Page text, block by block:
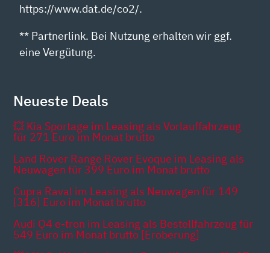
https://www.dat.de/co2/.
** Partnerlink. Bei Nutzung erhalten wir ggf.
eine Vergütung.
Neueste Deals
💥 Kia Sportage im Leasing als Vorlauffahrzeug
für 271 Euro im Monat brutto
Land Rover Range Rover Evoque im Leasing als
Neuwagen für 399 Euro im Monat brutto
Cupra Raval im Leasing als Neuwagen für 149
[316] Euro im Monat brutto
Audi Q4 e-tron im Leasing als Bestellfahrzeug für
549 Euro im Monat brutto [Eroberung]